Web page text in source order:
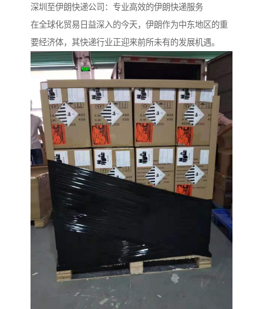
深圳至伊朗快递公司：专业高效的伊朗快递服务
在全球化贸易日益深入的今天，伊朗作为中东地区的重
要经济体，其快递行业正迎来前所未有的发展机遇。